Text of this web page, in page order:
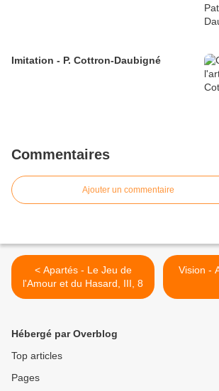
Imitation - P. Cottron-Daubigné
Commentaires
Ajouter un commentaire
< Apartés - Le Jeu de
l'Amour et du Hasard, III, 8
Hébergé par Overblog
Top articles
Pages